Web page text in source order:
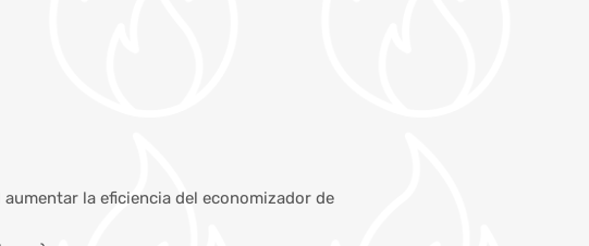
la eficiencia del economizador de